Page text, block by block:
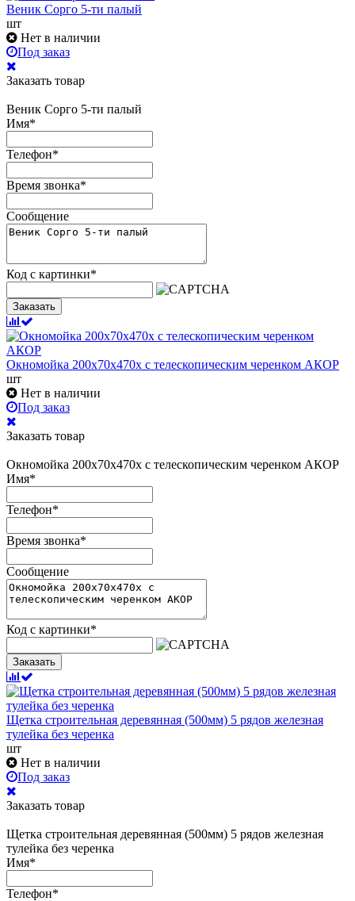
Веник Сорго 5-ти палый
шт
Нет в наличии
Под заказ
Заказать товар
Веник Сорго 5-ти палый
Имя*
Телефон*
Время звонка*
Сообщение
Код с картинки*
Заказать
Окномойка 200х70х470х с телескопическим черенком АКОР
шт
Нет в наличии
Под заказ
Заказать товар
Окномойка 200х70х470х с телескопическим черенком АКОР
Имя*
Телефон*
Время звонка*
Сообщение
Код с картинки*
Заказать
Щетка строительная деревянная (500мм) 5 рядов железная
тулейка без черенка
шт
Нет в наличии
Под заказ
Заказать товар
Щетка строительная деревянная (500мм) 5 рядов железная
тулейка без черенка
Имя*
Телефон*